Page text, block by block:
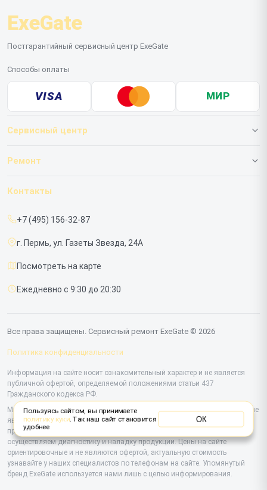
ExeGate
Постгарантийный сервисный центр ExeGate
Способы оплаты
VISA МИР
Сервисный центр
О нашем сервисе
Срочный ремонт
Доставка и способы оплаты
Диагностика
Контакты
Ремонт
ИБП
Контакты
+7 (495) 156-32-87
г. Пермь, ул. Газеты Звезда, 24А
Посмотреть на карте
Ежедневно с 9:30 до 20:30
Все права защищены. Сервисный ремонт ExeGate © 2026
Политика конфиденциальности
Информация на сайте носит ознакомительный характер и не является
публичной офертой, определяемой положениями статьи 437
Гражданского кодекса РФ.
Мы специализируемся на обслуживании и ремонте техники ExeGate, но не
являемся их официальным представителем. Предоставляем
профессиональные услуги после истечения гарантии, а также
осуществляем диагностику и наладку продукции. Цены на сайте
ориентировочные и не являются офертой, актуальную стоимость
узнавайте у наших специалистов по телефонам на сайте. Упомянутый
бренд ExeGate используется нами лишь с целью информирования.
Пользуясь сайтом, вы принимаете
политику куки. Так наш сайт становится
удобнее
ОК